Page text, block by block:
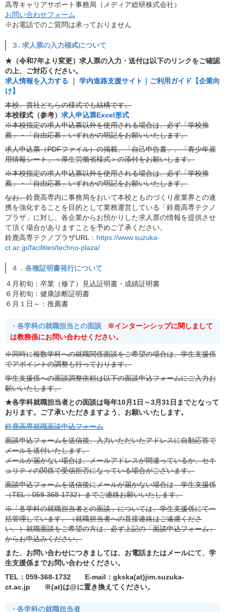
高専キャリアサポート事務局（メディア総研株式会社）
お問い合わせフォーム
※お電話でのご質問は承っておりません
３. 求人票の入力様式について
★（令和7年より変更）求人票の入力・送付は以下のリンクをご確認
の上、ご対応ください。
求人情報を入力する ｜ 学内進路支援サイト｜ご利用ガイド【企業向
け】
本校、貴社どちらの様式でも結構です。
本校様式（参考） 求人申込票Excel形式
※本校指定の求人申込票以外を使用される場合は、必ず「学校推
薦」・「自由応募」いずれかの明記をお願いいたします。
求人申込票（PDFファイル）の掲載、「自己申告書」、「青少年雇
用情報シート」＜厚生労働省様式＞の添付をお願いします。
※本校指定の求人申込票以外を使用される場合は、必ず「学校推
薦」・「自由応募」いずれかの明記をお願いいたします。
なお、鈴鹿高専内に事務局をおいて本校とものづくり産業界との連
携を強化することを目的として業務運営している「鈴鹿高専テクノ
プラザ」に対し、各企業からお預かりした求人票の情報を提供させ
て頂く場合がありますことを予めご了承ください。
鈴鹿高専テクノプラザURL： https://www.suzuka-
ct.ac.jp/facilities/techno-plaza/
４．各種証明書発行について
４月初旬：卒業（修了）見込証明書・成績証明書
６月初旬：健康診断証明書
６月１日～：推薦書
・各学科の就職担当との面談
※インターンシップに関しまして
は教務係にお問い合わせください。
※同時に複数学科への就職関係面談をご希望の場合は、学生支援係
でアポイントの調整も行っております。
学生支援係への面談調整依頼は以下の面談申込フォームにご入力お
願いいたします。
★各学科就職担当者との面談は毎年10月1日～3月31日までとなって
おります。ご了承いただきますよう、お願いいたします。
鈴鹿高専就職面談申込フォーム
面談申込フォームを送信後、入力いただいたアドレスに自動応答で
メールを送付いたします。
メールが届かない場合は、メールアドレスが間違っているか、セキ
ュリティの関係で受信拒否になっている場合がございます。
面談申込フォームを送信後にメールが届かない場合は 学生支援係
（TEL：059-368-1732）までご連絡お願いいたします。
※「各学科の就職担当者との面談」については、学生支援係にて一
括管理しています。（就職担当者への直接連絡はご遠慮くださ
い。）就職面談をご希望の方は、必ず上記の「面談申込フォーム」
からお申込みください。
また、お問い合わせにつきましては、お電話またはメールにて、学
生支援係までお問い合わせください。
TEL：059-368-1732 E-mail：gkska(at)jim.suzuka-
ct.ac.jp ※(at)は@に置き換えてください。
・各学科の就職担当者